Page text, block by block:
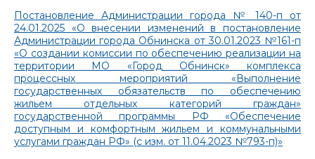
Постановление Администрации города № 140-п от
24.01.2025 «О внесении изменений в постановление
Администрации города Обнинска от 30.01.2023 №161-п
«О создании комиссии по обеспечению реализации на
территории МО «Город Обнинск» комплекса
процессных мероприятий «Выполнение
государственных обязательств по обеспечению
жильем отдельных категорий граждан»
государственной программы РФ «Обеспечение
доступным и комфортным жильем и коммунальными
услугами граждан РФ» (с изм. от 11.04.2023 №793-п)»